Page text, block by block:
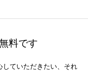
料です
ていただきたい、それ